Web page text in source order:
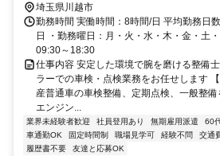
埼玉県川越市
勤務時間 実働時間：8時間/日 平均勤務日
日 ・勤務曜日：月・火・水・木・金・土
09:30～18:30
仕事内容 安定した環境で腕を磨ける整備
ラーでの車検・点検業務をお任せします
産普通車の車検整備、定期点検、一般整備
エンジン...
業界未経験者歓迎 社員登用あり 無期雇用派遣 60
車通勤OK
固定時間制 職場見学可 経験不問 交通
履歴書不要
友達と応募OK